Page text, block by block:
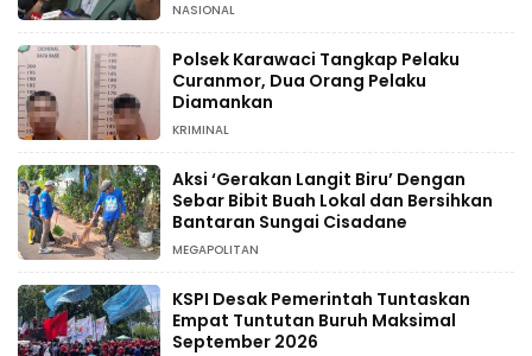
NASIONAL
Polsek Karawaci Tangkap Pelaku
Curanmor, Dua Orang Pelaku
Diamankan
KRIMINAL
Aksi ‘Gerakan Langit Biru’ Dengan
Sebar Bibit Buah Lokal dan Bersihkan
Bantaran Sungai Cisadane
MEGAPOLITAN
KSPI Desak Pemerintah Tuntaskan
Empat Tuntutan Buruh Maksimal
September 2026